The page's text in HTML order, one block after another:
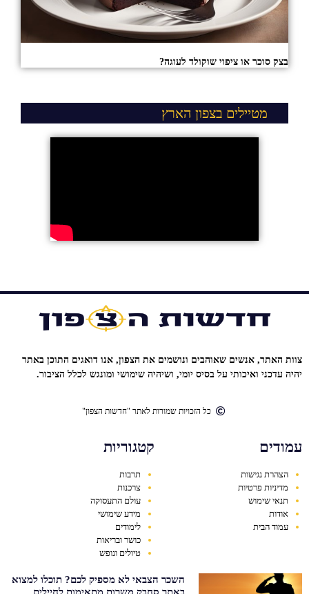
בצק סוכר או ציפוי שוקולד לעוגה?
מטיילים בצפון הארץ
צוות האתר, אנשים שאוהבים ונושמים את הצפון, אנו דואגים התוכן באתר
יהיה עדכני ואיכותי על בסיס יומי, ושיהיה שימושי ומונגש לכלל הציבור.
כל הזכויות שמורות לאתר "חדשות הצפון"
עמודים
הצהרת נגישות
מדיניות פרטיות
תנאי שימוש
אודות
עמוד הבית
קטגוריות
תרבות
צרכנות
עולם התעסוקה
מידע שימושי
לימודים
כושר ובריאות
טיולים ונופש
השכר הצבאי לא מספיק לכם? תוכלו למצוא